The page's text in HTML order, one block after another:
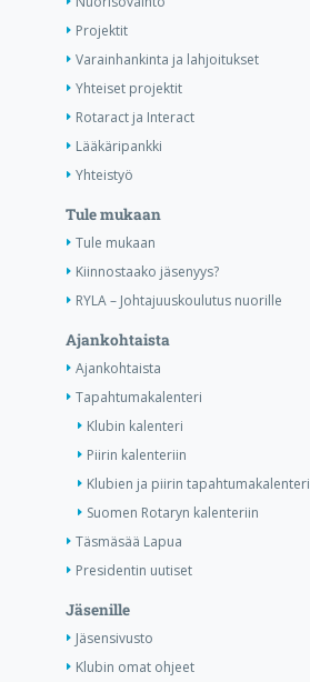
Projektit
Varainhankinta ja lahjoitukset
Yhteiset projektit
Rotaract ja Interact
Lääkäripankki
Yhteistyö
Tule mukaan
Tule mukaan
Kiinnostaako jäsenyys?
RYLA – Johtajuuskoulutus nuorille
Ajankohtaista
Ajankohtaista
Tapahtumakalenteri
Klubin kalenteri
Piirin kalenteriin
Klubien ja piirin tapahtumakalenteri
Suomen Rotaryn kalenteriin
Täsmäsää Lapua
Presidentin uutiset
Jäsenille
Jäsensivusto
Klubin omat ohjeet